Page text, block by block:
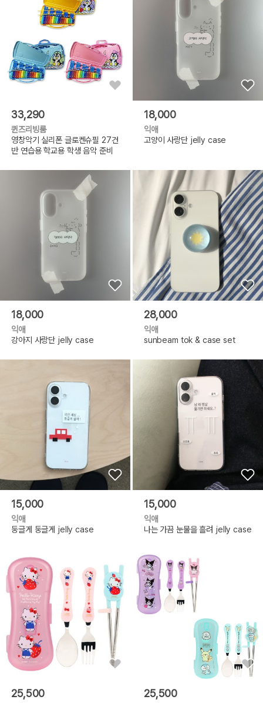
33,290
퀸즈리빙룸
영창악기 실리폰 글로켄슈필 27건
반 연습용 학교용 학생 음악 준비
18,000
익애
고양이 사랑단 jelly case
18,000
익애
강아지 사랑단 jelly case
28,000
익애
sunbeam tok & case set
15,000
익애
둥글게 둥글게 jelly case
15,000
익애
나는 가끔 눈물을 흘려 jelly case
25,500 25,500